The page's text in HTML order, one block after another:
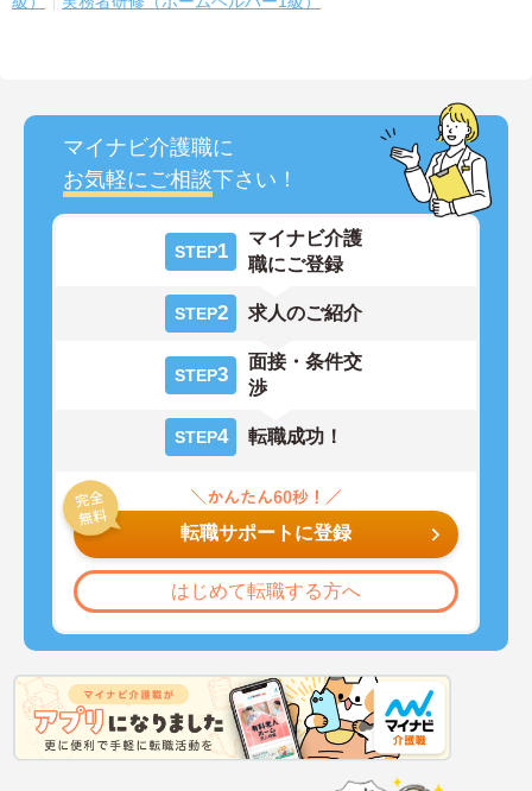
マイナビ介護職に
お気軽にご相談下さい！
STEP1
マイナビ介護
職にご登録
STEP2 求人のご紹介
STEP3
面接・条件交
渉
STEP4 転職成功！
転職サポートに登録
はじめて転職する方へ